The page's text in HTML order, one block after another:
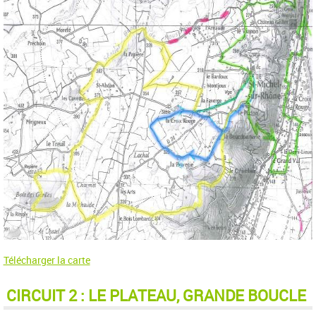
Télécharger la carte
CIRCUIT 2 : LE PLATEAU, GRANDE BOUCLE